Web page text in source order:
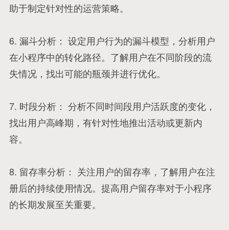
助于制定针对性的运营策略。
6. 漏斗分析： 设定用户行为的漏斗模型，分析用户
在小程序中的转化路径。了解用户在不同阶段的流
失情况，找出可能的瓶颈并进行优化。
7. 时段分析： 分析不同时间段用户活跃度的变化，
找出用户高峰期，有针对性地推出活动或更新内
容。
8. 留存率分析： 关注用户的留存率，了解用户在注
册后的持续使用情况。提高用户留存率对于小程序
的长期发展至关重要。